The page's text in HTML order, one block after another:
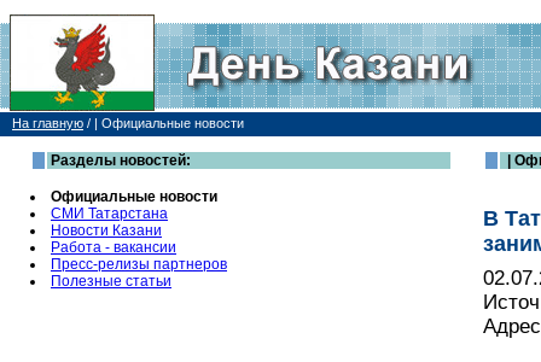
На главную / | Официальные новости
Разделы новостей:
Официальные новости
СМИ Татарстана
Новости Казани
Работа - вакансии
Пресс-релизы партнеров
Полезные статьи
|
В